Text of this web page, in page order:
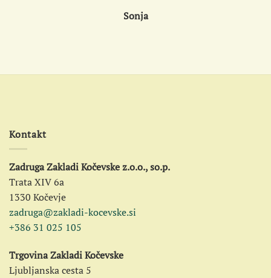
Sonja
Kontakt
Zadruga Zakladi Kočevske z.o.o., so.p.
Trata XIV 6a
1330 Kočevje
zadruga@zakladi-kocevske.si
+386 31 025 105
Trgovina Zakladi Kočevske
Ljubljanska cesta 5